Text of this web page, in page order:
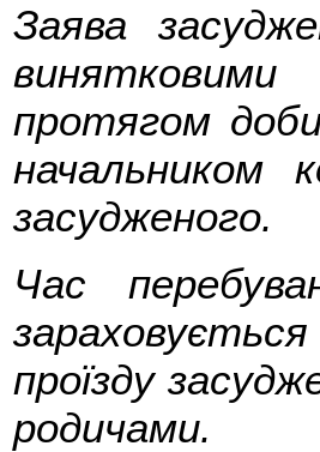
Заява
протягом
начальником
засудженого.
Час
проїзду
родичами.